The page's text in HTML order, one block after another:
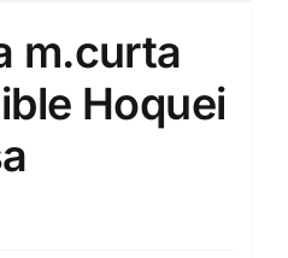
m.curta
Hoquei